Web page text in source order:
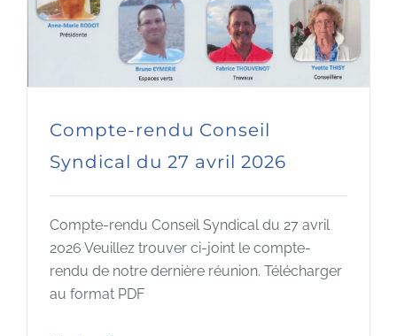
Compte-rendu Conseil
Syndical du 27 avril 2026
Compte-rendu Conseil Syndical du 27 avril
2026 Veuillez trouver ci-joint le compte-
rendu de notre dernière réunion. Télécharger
au format PDF